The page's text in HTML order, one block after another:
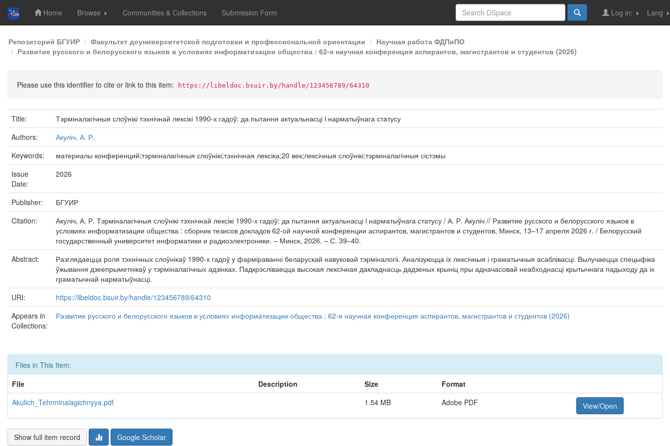
Skip
navigation
Home Browse Communities & Collections Submission Form Lang
Log in:
Репозиторий БГУИР Факультет доуниверситетской подготовки и профессиональной ориентации
Научная работа ФДПиПО
Развитие русского и белорусского языков в условиях информатизации общества : 62-я научная конференция аспирантов, магистрантов и студентов (2026)
Please use this identifier to cite or link to this item: https://libeldoc.bsuir.by/handle/123456789/64310
Title:
Тэрміналагічныя слоўнікі тэхнічнай лексікі 1990-х гадоў: да пытання актуальнасці i нарматыўнага статусу
Authors:
Акуліч, А. Р.
Keywords:
материалы конференций;тэрміналагічныя слоўнікі;тэхнічная лексіка;20 век;лексічныя слоўнікі;тэрміналагічныя сістэмы
Issue
Date:
2026
Publisher:
БГУИР
Citation:
Акуліч, А. Р. Тэрміналагічныя слоўнікі тэхнічнай лексікі 1990-х гадоў: да пытання актуальнасці i нарматыўнага статусу / А. Р. Акуліч // Развитие русского и белорусского языков в
условиях информатизации общества : сборник тезисов докладов 62-ой научной конференции аспирантов, магистрантов и студентов, Минск, 13–17 апреля 2026 г. / Белорусский
государственный университет информатики и радиоэлектроники. – Минск, 2026. – С. 39–40.
Abstract:
Разглядаецца роля тэхнічных слоўнікаў 1990-х гадоў у фарміраванні беларускай навуковай тэрміналогіі. Аналізуюцца іх лексічныя і граматычныя асаблівасці. Вылучаецца спецыфіка
ўжывання дзеепрыметнікаў у тэрміналагічных адзінках. Падкрэсліваецца высокая лексічная дакладнасць дадзеных крыніц пры адначасовай неабходнасці крытычнага падыходу да іх
граматычнай нарматыўнасці.
URI:
https://libeldoc.bsuir.by/handle/123456789/64310
Appears in
Collections:
Развитие русского и белорусского языков в условиях информатизации общества : 62-я научная конференция аспирантов, магистрантов и студентов (2026)
Files in This Item:
File
Description Size
Format
Akulich_Tehrminalagichnyya.pdf
1.54 MB Adobe PDF View/Open
Show full item record Google Scholar